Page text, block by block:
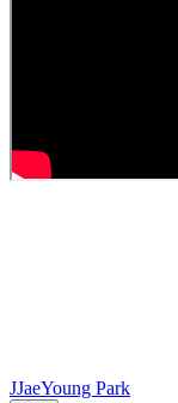
JJaeYoung Park